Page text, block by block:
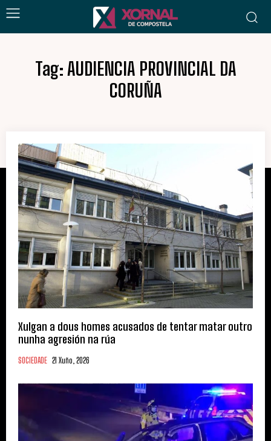
Tag: AUDIENCIA PROVINCIAL DA
CORUÑA
Xulgan a dous homes acusados de tentar matar outro
nunha agresión na rúa
SOCIEDADE 21 Xuño, 2026